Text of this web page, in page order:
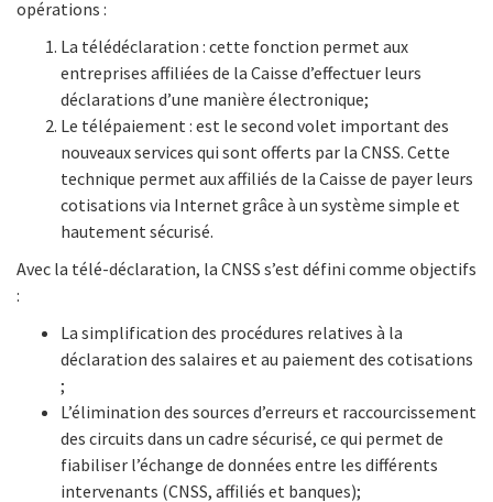
opérations :
La télédéclaration : cette fonction permet aux
entreprises affiliées de la Caisse d’effectuer leurs
déclarations d’une manière électronique;
Le télépaiement : est le second volet important des
nouveaux services qui sont offerts par la CNSS. Cette
technique permet aux affiliés de la Caisse de payer leurs
cotisations via Internet grâce à un système simple et
hautement sécurisé.
Avec la télé-déclaration, la CNSS s’est défini comme objectifs
:
La simplification des procédures relatives à la
déclaration des salaires et au paiement des cotisations
;
L’élimination des sources d’erreurs et raccourcissement
des circuits dans un cadre sécurisé, ce qui permet de
fiabiliser l’échange de données entre les différents
intervenants (CNSS, affiliés et banques);